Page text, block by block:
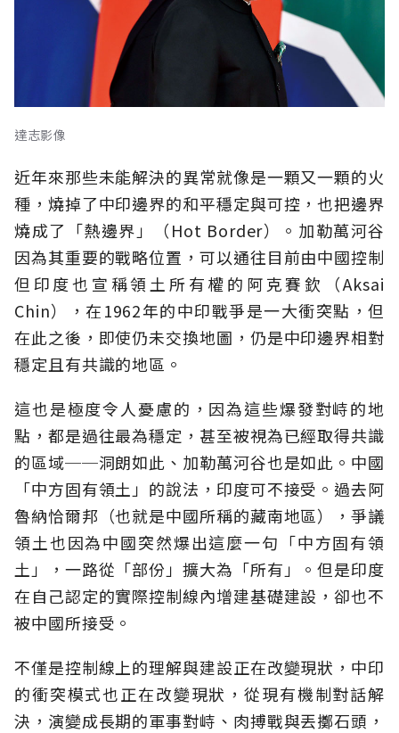
達志影像
近年來那些未能解決的異常就像是一顆又一顆的火
種，燒掉了中印邊界的和平穩定與可控，也把邊界
燒成了「熱邊界」（Hot Border）。加勒萬河谷
因為其重要的戰略位置，可以通往目前由中國控制
但印度也宣稱領土所有權的阿克賽欽（Aksai
Chin），在1962年的中印戰爭是一大衝突點，但
在此之後，即使仍未交換地圖，仍是中印邊界相對
穩定且有共識的地區。
這也是極度令人憂慮的，因為這些爆發對峙的地
點，都是過往最為穩定，甚至被視為已經取得共識
的區域──洞朗如此、加勒萬河谷也是如此。中國
「中方固有領土」的說法，印度可不接受。過去阿
魯納恰爾邦（也就是中國所稱的藏南地區），爭議
領土也因為中國突然爆出這麼一句「中方固有領
土」，一路從「部份」擴大為「所有」。但是印度
在自己認定的實際控制線內增建基礎建設，卻也不
被中國所接受。
不僅是控制線上的理解與建設正在改變現狀，中印
的衝突模式也正在改變現狀，從現有機制對話解
決，演變成長期的軍事對峙、肉搏戰與丟擲石頭，